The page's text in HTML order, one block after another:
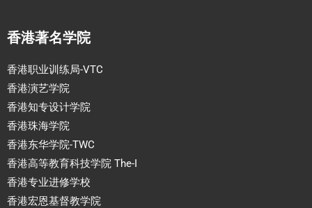
香港著名学院
香港职业训练局-VTC
香港演艺学院
香港知专设计学院
香港珠海学院
香港东华学院-TWC
香港高等教育科技学院 The-I
香港专业进修学校
香港宏恩基督教学院